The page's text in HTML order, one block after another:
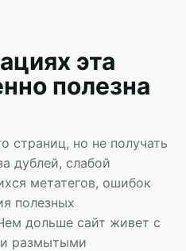
эта
полезна
страниц, но не получать
дублей, слабой
метатегов, ошибок
полезных
дольше сайт живет с
размытыми